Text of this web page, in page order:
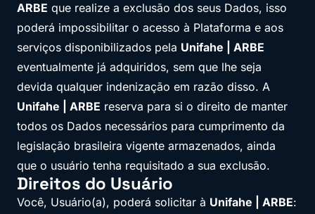
ARBE que realize a exclusão dos seus Dados, isso
poderá impossibilitar o acesso à Plataforma e aos
serviços disponibilizados pela Unifahe | ARBE
eventualmente já adquiridos, sem que lhe seja
devida qualquer indenização em razão disso. A
Unifahe | ARBE reserva para si o direito de manter
todos os Dados necessários para cumprimento da
legislação brasileira vigente armazenados, ainda
que o usuário tenha requisitado a sua exclusão.
Direitos do Usuário
Você, Usuário(a), poderá solicitar à Unifahe | ARBE: